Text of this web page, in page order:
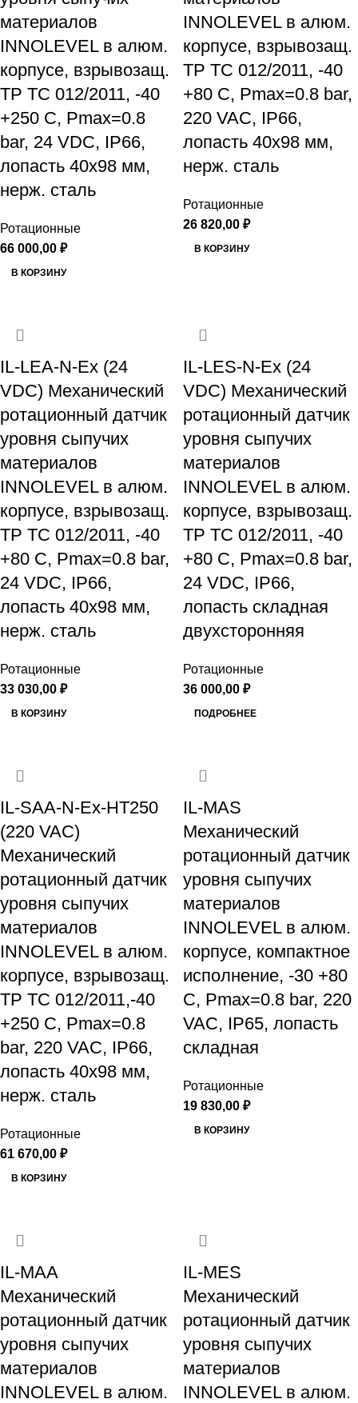
материалов
INNOLEVEL в алюм.
корпусе, взрывозащ.
ТР ТС 012/2011, -40
+250 С, Рmax=0.8
bar, 24 VDC, IP66,
лопасть 40х98 мм,
нерж. сталь
Ротационные
66 000,00 ₽
В КОРЗИНУ
INNOLEVEL в алюм.
корпусе, взрывозащ.
ТР ТС 012/2011, -40
+80 С, Рmax=0.8 bar,
220 VAC, IP66,
лопасть 40х98 мм,
нерж. сталь
Ротационные
26 820,00 ₽
В КОРЗИНУ
IL-LEA-N-Ex (24
VDC) Механический
ротационный датчик
уровня сыпучих
материалов
INNOLEVEL в алюм.
корпусе, взрывозащ.
ТР ТС 012/2011, -40
+80 С, Рmax=0.8 bar,
24 VDC, IP66,
лопасть 40х98 мм,
нерж. сталь
Ротационные
33 030,00 ₽
В КОРЗИНУ
IL-LES-N-Ex (24
VDC) Механический
ротационный датчик
уровня сыпучих
материалов
INNOLEVEL в алюм.
корпусе, взрывозащ.
ТР ТС 012/2011, -40
+80 С, Рmax=0.8 bar,
24 VDC, IP66,
лопасть складная
двухсторонняя
Ротационные
36 000,00 ₽
ПОДРОБНЕЕ
IL-SAA-N-Ex-HT250
(220 VAC)
Механический
ротационный датчик
уровня сыпучих
материалов
INNOLEVEL в алюм.
корпусе, взрывозащ.
ТР ТС 012/2011,-40
+250 С, Рmax=0.8
bar, 220 VAC, IP66,
лопасть 40х98 мм,
нерж. сталь
Ротационные
61 670,00 ₽
В КОРЗИНУ
IL-MAS
Механический
ротационный датчик
уровня сыпучих
материалов
INNOLEVEL в алюм.
корпусе, компактное
исполнение, -30 +80
С, Рmax=0.8 bar, 220
VAC, IP65, лопасть
складная
Ротационные
19 830,00 ₽
В КОРЗИНУ
IL-MAA
Механический
ротационный датчик
уровня сыпучих
материалов
INNOLEVEL в алюм.
IL-MES
Механический
ротационный датчик
уровня сыпучих
материалов
INNOLEVEL в алюм.